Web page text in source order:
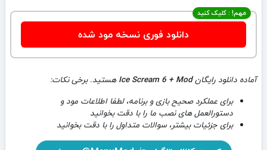
مهم! : کلیک کنید
دانلود فوری نسخه مود شده
آماده دانلود رایگانIce Scream 6 + Mod هستید. برخی نکات:
برای عملکرد صحیح بازی و برنامه، لطفا اطلاعات مود و
دستورالعمل های نصب ما را با دقت بخوانید
برای جزئیات بیشتر، سوالات متداول را با دقت بخوانید